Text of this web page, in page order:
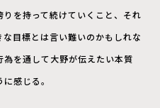
を持って続けていくこと、それ
目標とは言い難いのかもしれな
を通して大野が伝えたい本質
感じる。